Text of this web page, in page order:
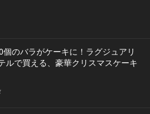
個のバラがケーキに！ラグジュアリ
ルで買える、豪華クリスマスケーキ